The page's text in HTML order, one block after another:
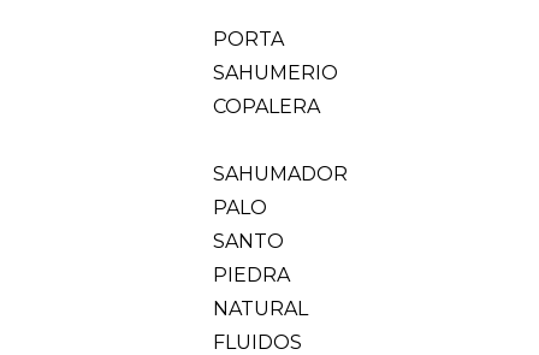
PORTA
SAHUMERIO
COPALERA
SAHUMADOR
PALO
SANTO
PIEDRA
NATURAL
FLUIDOS